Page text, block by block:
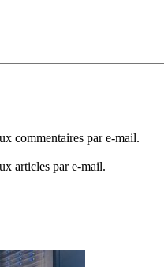
commentaires par e-mail.
articles par e-mail.